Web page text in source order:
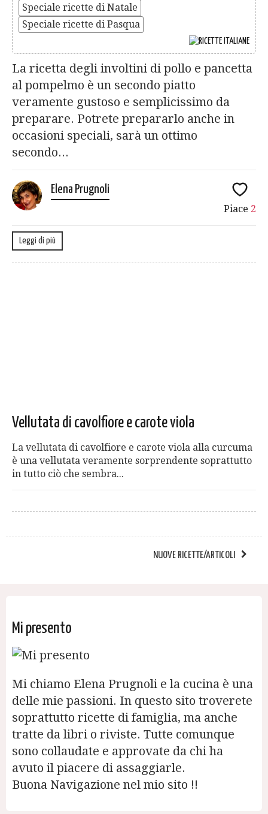
Speciale ricette di Natale
Speciale ricette di Pasqua
La ricetta degli involtini di pollo e pancetta
al pompelmo è un secondo piatto
veramente gustoso e semplicissimo da
preparare. Potrete prepararlo anche in
occasioni speciali, sarà un ottimo
secondo...
Elena Prugnoli
Piace 2
Leggi di più
Vellutata di cavolfiore e carote viola
La vellutata di cavolfiore e carote viola alla curcuma
è una vellutata veramente sorprendente soprattutto
in tutto ciò che sembra...
NUOVE RICETTE/ARTICOLI
Mi presento
Mi chiamo Elena Prugnoli e la cucina è una
delle mie passioni. In questo sito troverete
soprattutto ricette di famiglia, ma anche
tratte da libri o riviste. Tutte comunque
sono collaudate e approvate da chi ha
avuto il piacere di assaggiarle.
Buona Navigazione nel mio sito !!